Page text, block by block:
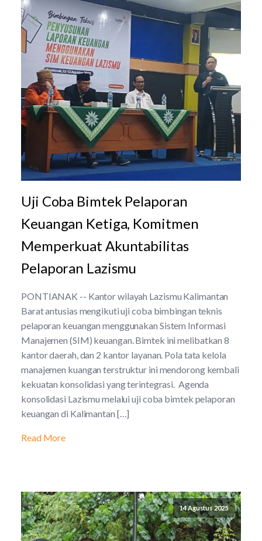
Uji Coba Bimtek Pelaporan
Keuangan Ketiga, Komitmen
Memperkuat Akuntabilitas
Pelaporan Lazismu
PONTIANAK -- Kantor wilayah Lazismu Kalimantan
Barat antusias mengikuti uji coba bimbingan teknis
pelaporan keuangan menggunakan Sistem Informasi
Manajemen (SIM) keuangan. Bimtek ini melibatkan 8
kantor daerah, dan 2 kantor layanan. Pola tata kelola
manajemen kuangan terstruktur ini mendorong kembali
kekuatan konsolidasi yang terintegrasi. Agenda
konsolidasi Lazismu melalui uji coba bimtek pelaporan
keuangan di Kalimantan […]
Read More
14 Agustus 2025